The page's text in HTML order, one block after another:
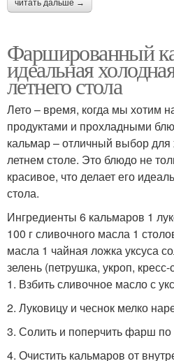
читать дальше →
Фаршированный
идеальная
летнего стола
Лето – время, когда мы хотим
продуктами и прохладными
кальмар – отличный выбор для
летнем столе. Это блюдо не
красивое, что делает его
стола.
Ингредиенты 6 кальмаров 1
100 г сливочного масла 1
масла 1 чайная ложка уксуса
зелень (петрушка, укроп,
1. Взбить сливочное масло с
2. Луковицу и чеснок мелко
3. Солить и поперчить фарш по
4. Очистить кальмаров от